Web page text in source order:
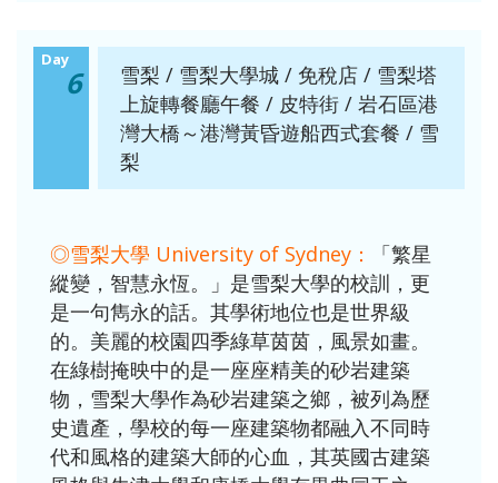
Day
6
雪梨 / 雪梨大學城 / 免稅店 / 雪梨塔
上旋轉餐廳午餐 / 皮特街 / 岩石區港
灣大橋～港灣黃昏遊船西式套餐 / 雪
梨
◎雪梨大學 University of Sydney：
「繁星
縱變，智慧永恆。」是雪梨大學的校訓，更
是一句雋永的話。其學術地位也是世界級
的。美麗的校園四季綠草茵茵，風景如畫。
在綠樹掩映中的是一座座精美的砂岩建築
物，雪梨大學作為砂岩建築之鄉，被列為歷
史遺產，學校的每一座建築物都融入不同時
代和風格的建築大師的心血，其英國古建築